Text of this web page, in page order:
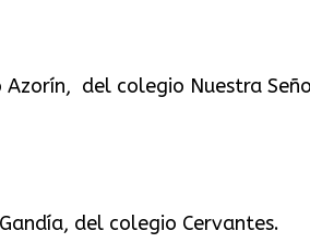
Azorín, del colegio Nuestra
del colegio Cervantes.